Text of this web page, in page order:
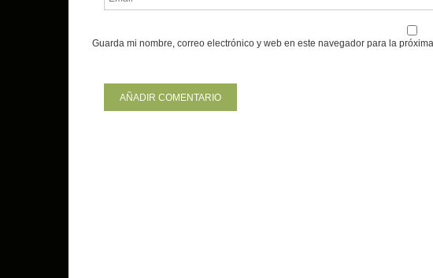
Guarda mi nombre, correo electrónico y web en este navegador para la